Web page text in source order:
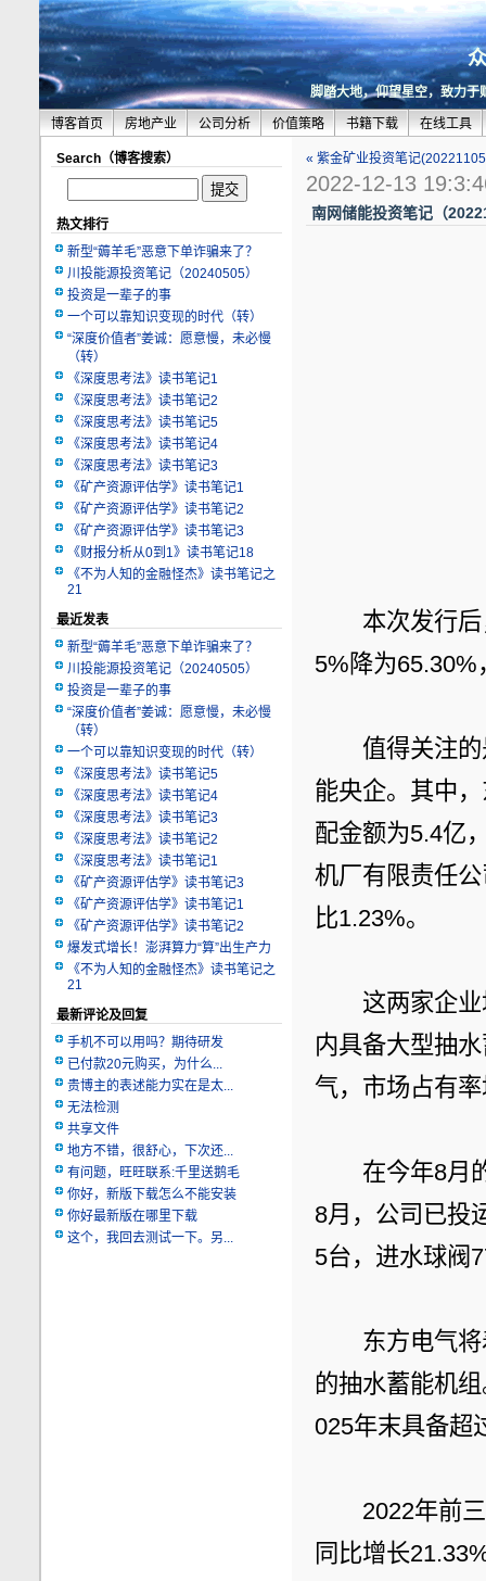
脚踏大地，仰望星空，致力于
博客首页 房地产业 公司分析 价值策略 书籍下载 在线工具
Search（博客搜索）
热文排行
新型“薅羊毛”恶意下单诈骗来了？
川投能源投资笔记（20240505）
投资是一辈子的事
一个可以靠知识变现的时代（转）
“深度价值者”姜诚：愿意慢，未必慢
（转）
《深度思考法》读书笔记1
《深度思考法》读书笔记2
《深度思考法》读书笔记5
《深度思考法》读书笔记4
《深度思考法》读书笔记3
《矿产资源评估学》读书笔记1
《矿产资源评估学》读书笔记2
《矿产资源评估学》读书笔记3
《财报分析从0到1》读书笔记18
《不为人知的金融怪杰》读书笔记之
21
最近发表
新型“薅羊毛”恶意下单诈骗来了？
川投能源投资笔记（20240505）
投资是一辈子的事
“深度价值者”姜诚：愿意慢，未必慢
（转）
一个可以靠知识变现的时代（转）
《深度思考法》读书笔记5
《深度思考法》读书笔记4
《深度思考法》读书笔记3
《深度思考法》读书笔记2
《深度思考法》读书笔记1
《矿产资源评估学》读书笔记3
《矿产资源评估学》读书笔记1
《矿产资源评估学》读书笔记2
爆发式增长！澎湃算力“算”出生产力
《不为人知的金融怪杰》读书笔记之
21
最新评论及回复
手机不可以用吗？期待研发
已付款20元购买，为什么...
贵博主的表述能力实在是太...
无法检测
共享文件
地方不错，很舒心，下次还...
有问题，旺旺联系:千里送鹅毛
你好，新版下载怎么不能安装
你好最新版在哪里下载
这个，我回去测试一下。另...
« 紫金矿业投资笔记
2022-12-13
南网储能投资笔记（
本次发行后
5%降为
值得关注的
能央企。其中
配金额为5.4亿
机厂有限责任
比1.23%。
这两家企业
内具备大型抽
气，市场占有
在今年8月的
8月，公司已投
5台，进水球阀
东方电气将
的抽水蓄能机
025年末具备超
2022年前三
同比增长